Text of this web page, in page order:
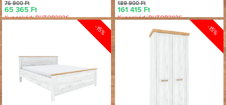
76 900 Ft
65 365 Ft
Kuponkód: BUTOR2026
189 900 Ft
161 415 Ft
Kuponkód: BUTOR2026
-15% -15%